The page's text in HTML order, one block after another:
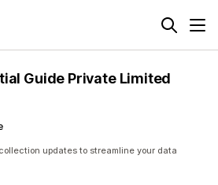
Guide Private Limited
updates to streamline your data